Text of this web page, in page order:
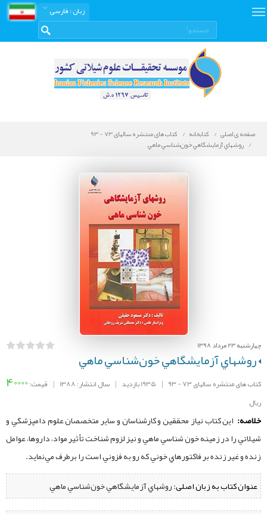
زبان: فارسی
صفحه ی اصلی کتابخانه
کتاب های منتشره سالهای 73 - 93
روشهاي آزمايشگاهي خون‌شناسي ماهي
چهارشنبه 23 مرداد 1398
روشهاي آزمايشگاهي خون‌شناسي ماهي
کتاب های منتشره سالهای 73 - 93 | 1935 بازدید | سال انتشار: 1388 | قیمت:40000
ریال
خلاصه: این کتاب نياز محققين و كارشناسان و ساير متخصصان علوم دامپزشکي و
شيلاتي را در زمينه خون شناسي ماهي و نيز لزوم شناخت تأثير مواد، داروها، عوامل
زنده و غير زنده بر فاکتورهاي خوني كه رو به فزوني است را برطرف مي‌نمايد.
عنوان کتاب به زبان اصلی:روشهاي آزمايشگاهي خون‌شناسي ماهي